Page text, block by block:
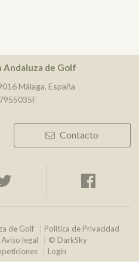
Andaluza de Golf
Málaga, España
Contacto
de Golf
Política de Privacidad
Aviso legal
© DarkSky
Login